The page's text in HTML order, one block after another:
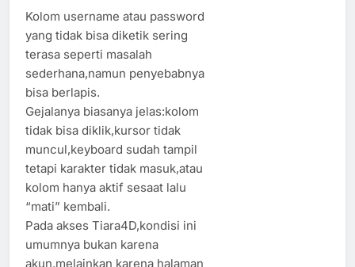
Kolom username atau password
yang tidak bisa diketik sering
terasa seperti masalah
sederhana,namun penyebabnya
bisa berlapis.
Gejalanya biasanya jelas:kolom
tidak bisa diklik,kursor tidak
muncul,keyboard sudah tampil
tetapi karakter tidak masuk,atau
kolom hanya aktif sesaat lalu
“mati” kembali.
Pada akses Tiara4D,kondisi ini
umumnya bukan karena
akun,melainkan karena halaman